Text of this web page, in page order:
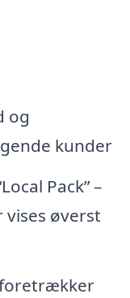
og
kunder
Pack” –
øverst
foretrækker